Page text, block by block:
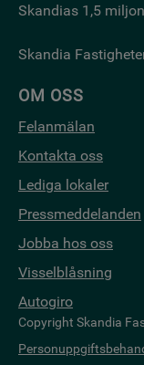
Skandias 1,5
Skandia
OM OSS
Felanmälan
Kontakta oss
Lediga lokaler
Pressmeddelanden
Jobba hos oss
Visselblåsning
Autogiro
Copyright Skandia